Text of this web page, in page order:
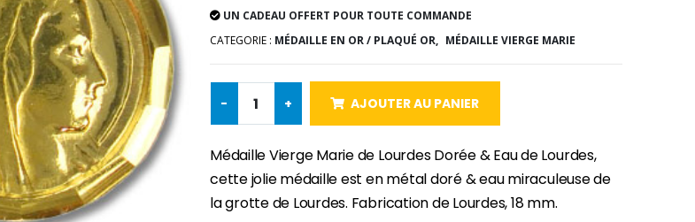
UN CADEAU OFFERT POUR TOUTE COMMANDE
CATEGORIE : MÉDAILLE EN OR / PLAQUÉ OR, MÉDAILLE VIERGE MARIE
- + AJOUTER AU PANIER
Médaille Vierge Marie de Lourdes Dorée & Eau de Lourdes,
cette jolie médaille est en métal doré & eau miraculeuse de
la grotte de Lourdes. Fabrication de Lourdes, 18 mm.